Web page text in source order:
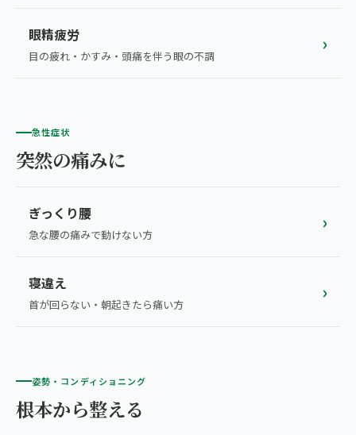
眼精疲労
目の疲れ・かすみ・頭痛を伴う眼の不調
›
急性症状
突然の痛みに
ぎっくり腰
急な腰の痛みで動けない方
›
寝違え
首が回らない・朝起きたら痛い方
›
姿勢・コンディショニング
根本から整える